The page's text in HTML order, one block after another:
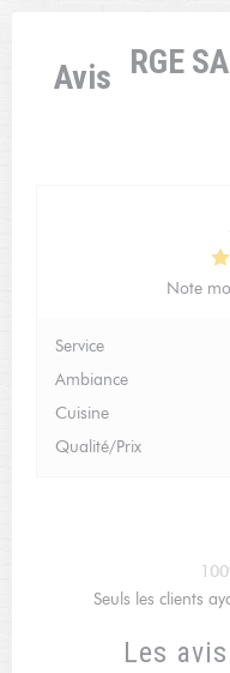
L'AUBERGE
Avis
Les
Note
Service
Ambiance
Cuisine
Qualité/Prix
Seuls les clients